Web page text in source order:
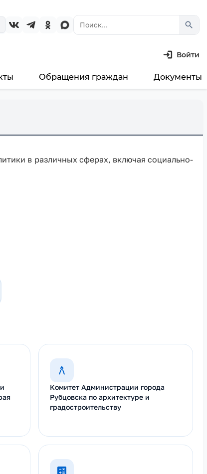
search
Войти
Обращения граждан Документы
в различных сферах, включая социально-
Комитет Администрации города
Рубцовска по архитектуре и
градостроительству